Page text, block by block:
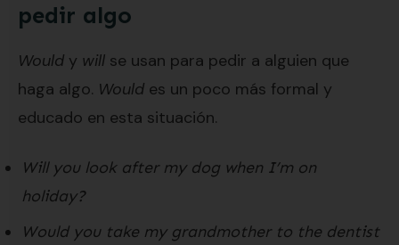
pedir algo
Would y will se usan para pedir a alguien que
haga algo. Would es un poco más formal y
educado en esta situación.
Will you look after my dog when I’m on
holiday?
Would you take my grandmother to the dentist